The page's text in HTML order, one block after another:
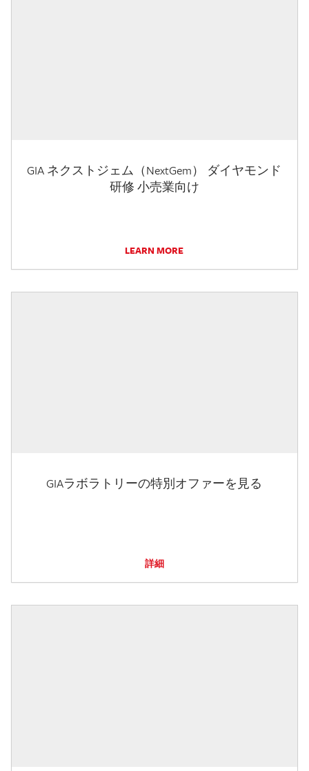
GIA ネクストジェム（NextGem） ダイヤモンド
研修 小売業向け
LEARN MORE
GIAラボラトリーの特別オファーを見る
詳細